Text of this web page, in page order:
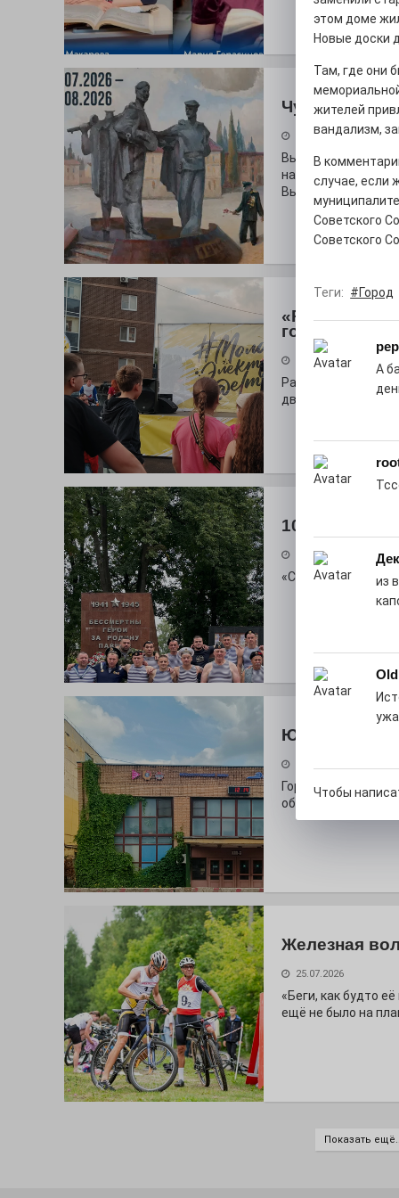
Чувство
28.07.2026
Выставка
на который
Выставочный зал
«Районы-
городу
27.07.2026
Радость в
дважды порадует
100 футов
26.07.2026
«С ними дядька
Юбилейным
Гордость за
облик.
Железная
25.07.2026
«Беги, как будто
ещё не было на
Показать
этом доме
Новые доски
Там, где они
жителей
вандализм,
В
случае, если
Советского
Советского
Теги: #Город
А
из
Чтобы